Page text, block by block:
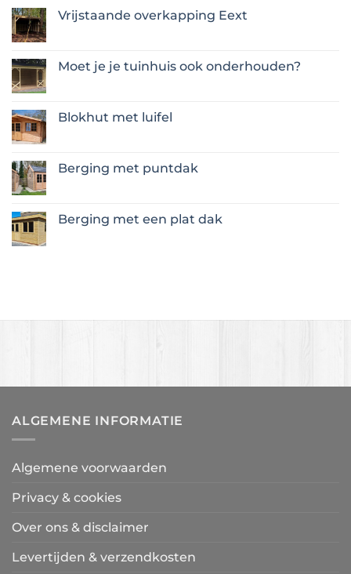
Vrijstaande overkapping Eext
Vrijstaande
overkapping
Moet je je tuinhuis ook onderhouden?
Moet
je
onderhouden?
Blokhut met luifel
Blokhut
met
Berging met puntdak
Berging
met
Berging met een plat dak
ALGEMENE INFORMATIE
Algemene voorwaarden
Privacy & cookies
Over ons & disclaimer
Levertijden & verzendkosten